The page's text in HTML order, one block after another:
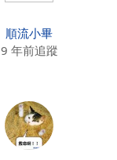
順流小畢
9 年前追蹤